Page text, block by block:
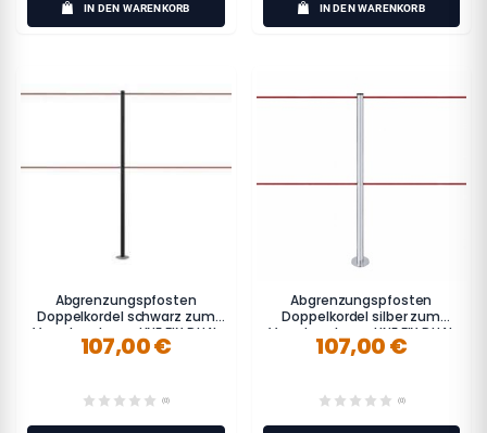
IN DEN WARENKORB IN DEN WARENKORB
Abgrenzungspfosten
Doppelkordel schwarz zum
Verschrauben - LINE FIX DUAL
107,00 €
(0)
Abgrenzungspfosten
Doppelkordel silber zum
Verschrauben - LINE FIX DUAL
107,00 €
(0)